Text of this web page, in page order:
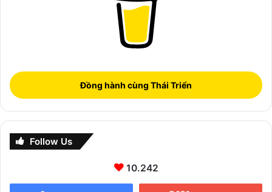
Đồng hành cùng Thái Triển
Follow Us
10.242